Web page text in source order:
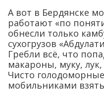
А вот в Бердянске
работают «по
обнесли только
сухогрузов
Гребли всё, что
макароны, муку,
Чисто
мобильниками